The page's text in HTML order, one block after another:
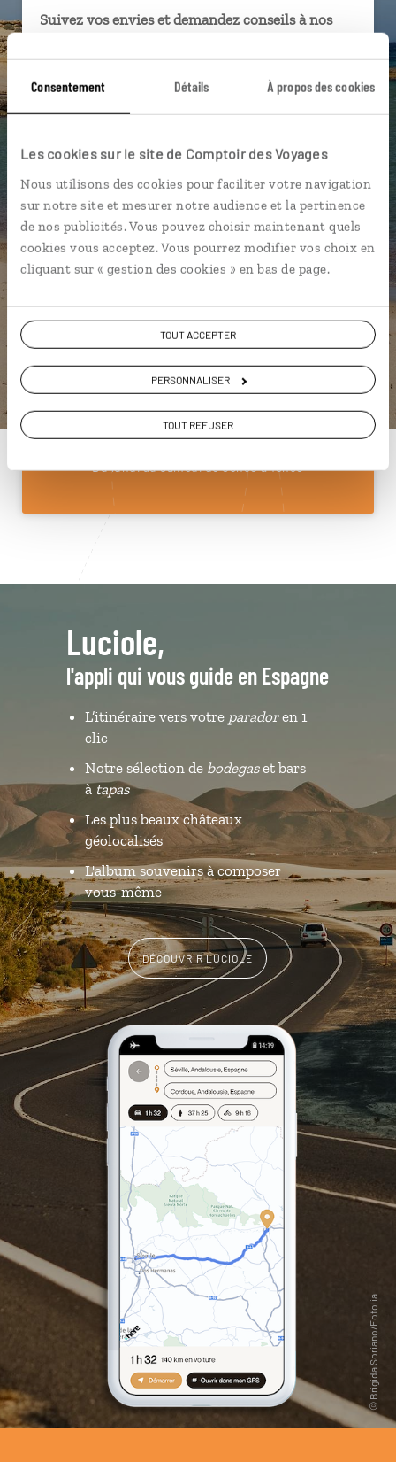
Consentement Détails À propos des cookies
Les cookies sur le site de Comptoir des Voyages
Nous utilisons des cookies pour faciliter votre navigation
sur notre site et mesurer notre audience et la pertinence
de nos publicités. Vous pouvez choisir maintenant quels
cookies vous acceptez. Vous pourrez modifier vos choix en
cliquant sur « gestion des cookies » en bas de page.
TOUT ACCEPTER
PERSONNALISER
TOUT REFUSER
Suivez vos envies et demandez conseils à nos
Ils sauront organiser votre itinéraire au plus
près de vos envies et de la réalité du pays.
connectés en agence, mais aussi par email ou
Vous gardez le même interlocuteur avant,
pendant et après votre voyage.
DEMANDER UN DEVIS
Construisez votre voyage avec un spécialiste Espagne
01 85 08 10 48
Du lundi au samedi de 09h30 à 18h30
Luciole,
l'appli qui vous guide en Espagne
L’itinéraire vers votre paradoren 1
clic
Notre sélection de bodegaset bars
àtapas
Les plus beaux châteaux
géolocalisés
L'album souvenirs à composer
vous-même
DÉCOUVRIR LUCIOLE